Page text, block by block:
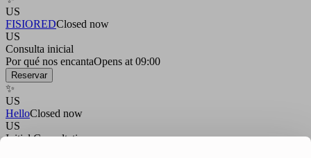
US
FISIOREDClosed now
US
Consulta inicial
Por qué nos encantaOpens at 09:00
Reservar
✨
US
HelloClosed now
US
Initial Consultation